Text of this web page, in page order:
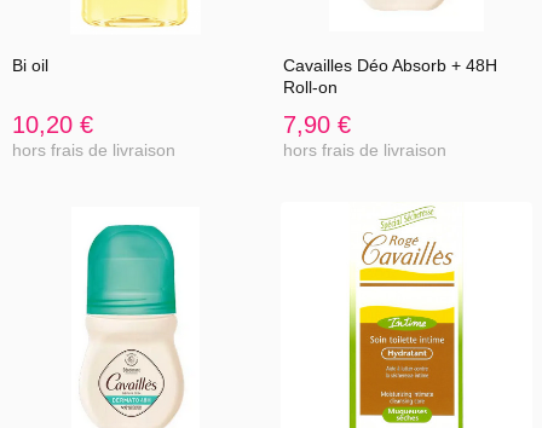
Bi oil
10,20 €
hors frais de livraison
Cavailles Déo Absorb + 48H
Roll-on
7,90 €
hors frais de livraison